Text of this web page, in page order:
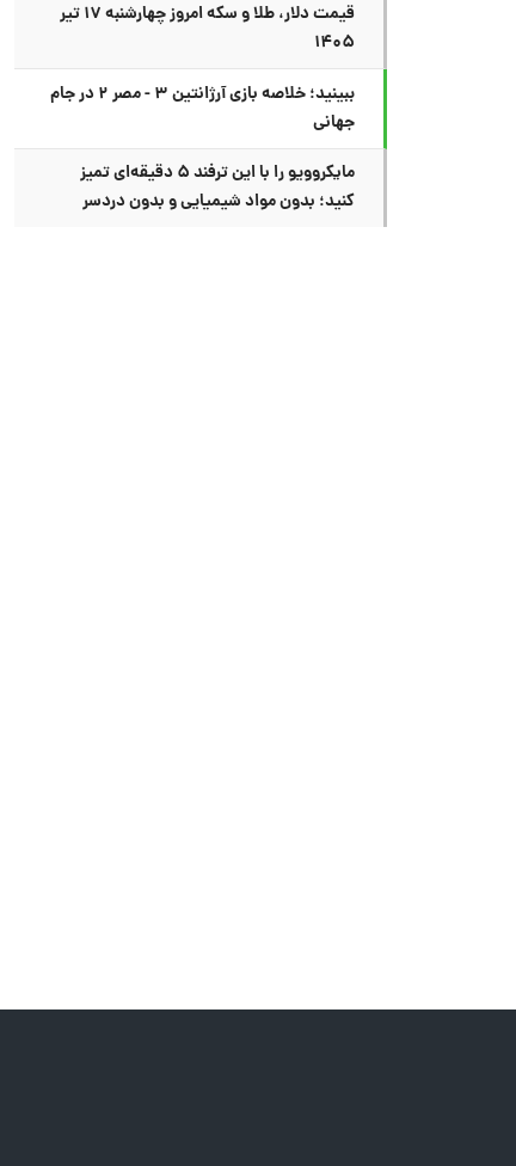
قیمت دلار، طلا و سکه امروز چهارشنبه ۱۷ تیر
۱۴۰۵
ببینید؛ خلاصه بازی آرژانتین ۳ - مصر ۲ در جام
جهانی
مایکروویو را با این ترفند ۵ دقیقه‌ای تمیز
کنید؛ بدون مواد شیمیایی و بدون دردسر